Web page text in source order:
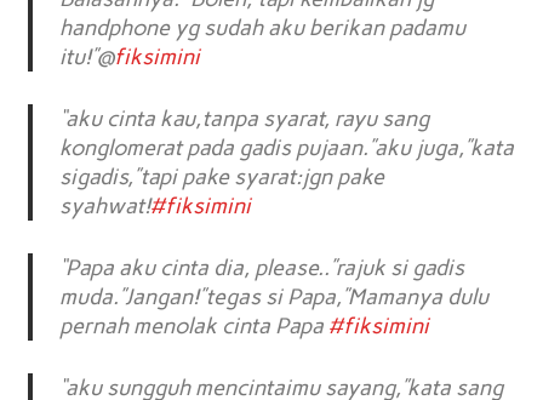
handphone yg sudah aku berikan padamu
itu!”@fiksimini
“aku cinta kau,tanpa syarat, rayu sang
konglomerat pada gadis pujaan.”aku juga,”kata
sigadis,”tapi pake syarat:jgn pake
syahwat!#fiksimini
“Papa aku cinta dia, please..”rajuk si gadis
muda.”Jangan!”tegas si Papa,”Mamanya dulu
pernah menolak cinta Papa #fiksimini
“aku sungguh mencintaimu sayang,”kata sang